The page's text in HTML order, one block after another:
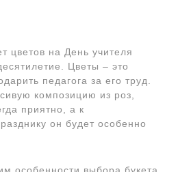
цветов на День учителя
Цветы – это
педагога за его труд.
композицию из роз,
приятно, а к
он будет особенно